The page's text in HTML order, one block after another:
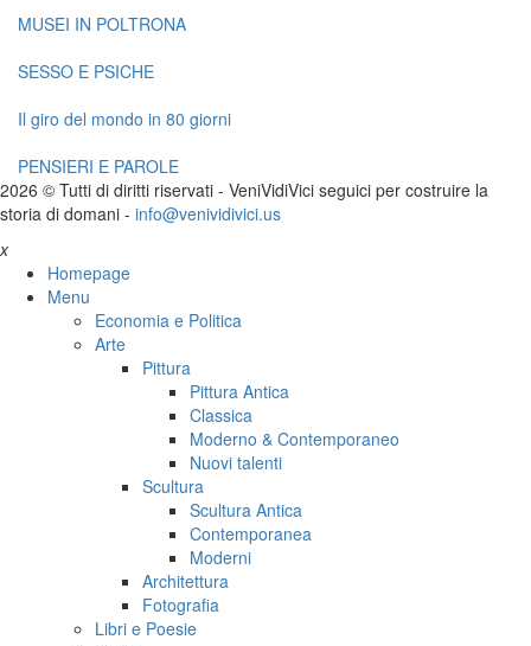
MUSEI IN POLTRONA
SESSO E PSICHE
Il giro del mondo in 80 giorni
PENSIERI E PAROLE
2026 © Tutti di diritti riservati - VeniVidiVici seguici per costruire la
storia di domani - info@venividivici.us
x
Homepage
Menu
Economia e Politica
Arte
Pittura
Pittura Antica
Classica
Moderno & Contemporaneo
Nuovi talenti
Scultura
Scultura Antica
Contemporanea
Moderni
Architettura
Fotografia
Libri e Poesie